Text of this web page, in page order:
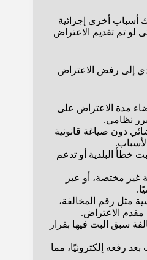
أسباب أخرى إجرائية
لو تم تقديم الاعتراض
إلى رفض الاعتراض
مدة الاعتراض على
نظامي.
دون صياغة قانونية
خطأ البلدية أو تدعم
غير مختصة، أو عبر
مثل رقم المخالفة،
مقدم الاعتراض.
سبق البت فيها بقرار
رفعه إلكترونيًا، مما